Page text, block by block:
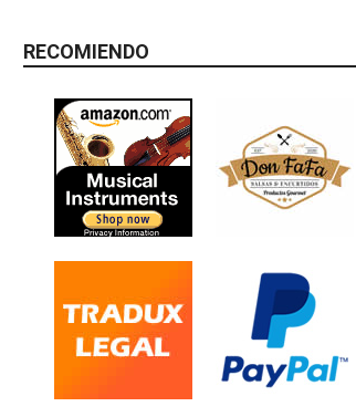
RECOMIENDO